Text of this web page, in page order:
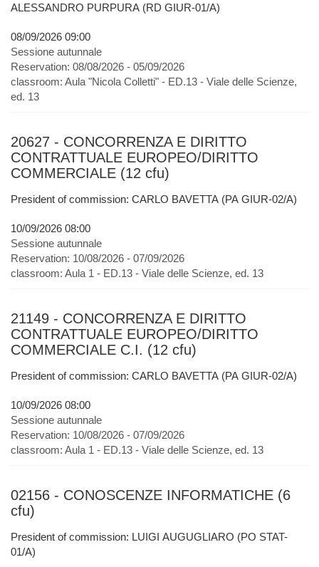
ALESSANDRO PURPURA (RD GIUR-01/A)
08/09/2026 09:00
Sessione autunnale
Reservation: 08/08/2026 - 05/09/2026
classroom: Aula "Nicola Colletti" - ED.13 - Viale delle Scienze,
ed. 13
20627 - CONCORRENZA E DIRITTO
CONTRATTUALE EUROPEO/DIRITTO
COMMERCIALE (12 cfu)
President of commission: CARLO BAVETTA (PA GIUR-02/A)
10/09/2026 08:00
Sessione autunnale
Reservation: 10/08/2026 - 07/09/2026
classroom: Aula 1 - ED.13 - Viale delle Scienze, ed. 13
21149 - CONCORRENZA E DIRITTO
CONTRATTUALE EUROPEO/DIRITTO
COMMERCIALE C.I. (12 cfu)
President of commission: CARLO BAVETTA (PA GIUR-02/A)
10/09/2026 08:00
Sessione autunnale
Reservation: 10/08/2026 - 07/09/2026
classroom: Aula 1 - ED.13 - Viale delle Scienze, ed. 13
02156 - CONOSCENZE INFORMATICHE (6
cfu)
President of commission: LUIGI AUGUGLIARO (PO STAT-
01/A)